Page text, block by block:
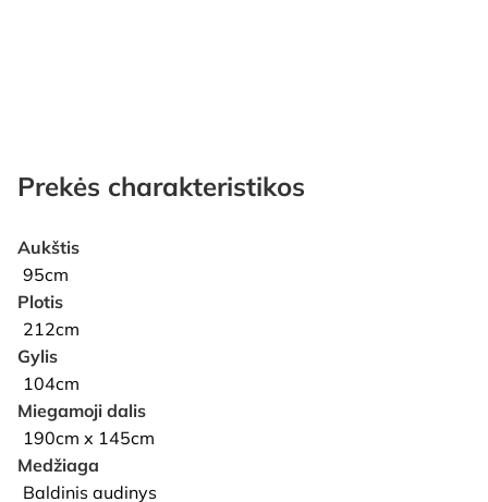
Prekės charakteristikos
Aukštis
95cm
Plotis
212cm
Gylis
104cm
Miegamoji dalis
190cm x 145cm
Medžiaga
Baldinis audinys